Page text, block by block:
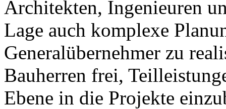
Architekten, Ingenieuren
Lage auch komplexe
Generalübernehmer zu
Bauherren frei,
Ebene in die Projekte